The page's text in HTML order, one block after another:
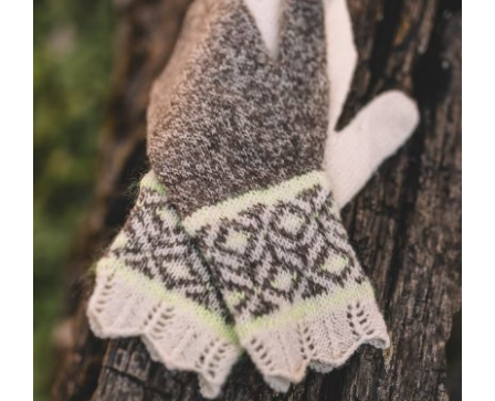
Blog
Contacto
Newsletter
Carrito
Mi cuenta